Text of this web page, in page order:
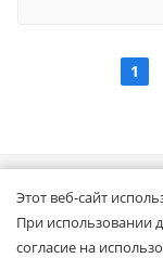
1
Акции,
Этот веб-сайт
При использовании
согласие на